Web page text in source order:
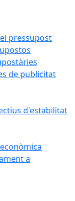
pressupost
de publicitat
d'estabilitat
a